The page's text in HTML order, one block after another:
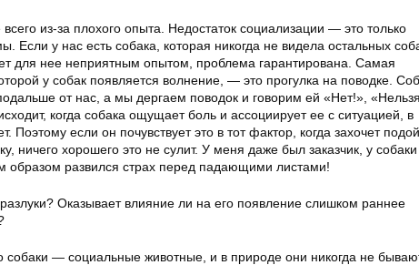
из-за плохого опыта. Недостаток социализации — это только
Если у нас есть собака, которая никогда не видела остальных
для нее неприятным опытом, проблема гарантирована. Самая
у собак появляется волнение, — это прогулка на поводке.
от нас, а мы дергаем поводок и говорим ей «Нет!»,
когда собака ощущает боль и ассоциирует ее с ситуацией, в
Поэтому если он почувствует это в тот фактор, когда захочет
ничего хорошего это не сулит. У меня даже был заказчик, у собаки
образом развился страх перед падающими листами!
Оказывает влияние ли на его появление слишком раннее
собаки — социальные животные, и в природе они никогда не